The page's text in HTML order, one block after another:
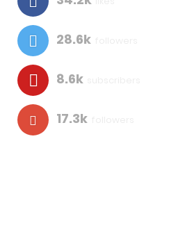
28.6k
8.6k
17.3k